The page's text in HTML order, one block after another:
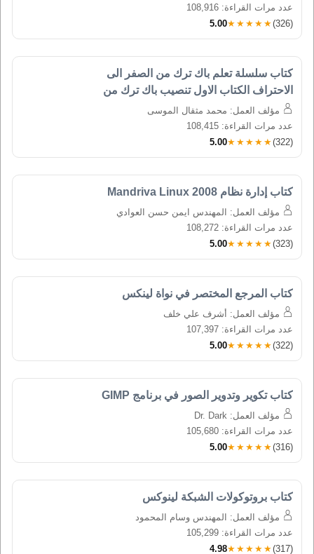
عدد مرات القراءة: 108,916
5.00★★★★★(326)
الصفر الى الاحتراف
مؤلف العمل: محمد مثقال الموسى
عدد مرات القراءة: 108,415
5.00★★★★★(322)
كتاب إدارة نظام Mandriva Linux 2008
مؤلف العمل: المهندس ايمن حسن العوادي
عدد مرات القراءة: 108,272
5.00★★★★★(323)
كتاب المرجع المختصر في نواة لينكس
مؤلف العمل: أشرف علي خلف
عدد مرات القراءة: 107,397
5.00★★★★★(322)
كتاب تكوير وتدوير الصور في برنامج GIMP
مؤلف العمل: Dr. Dark
عدد مرات القراءة: 105,680
5.00★★★★★(316)
كتاب بروتوكولات الشبكة لينوكس
مؤلف العمل: المهندس وسام المحمود
عدد مرات القراءة: 105,299
4.98★★★★★(317)